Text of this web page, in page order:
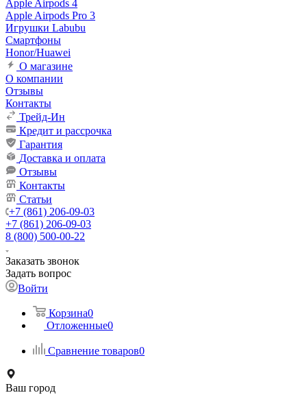
Apple Airpods 4
Apple Airpods Pro 3
Игрушки Labubu
Смартфоны
Honor/Huawei
О магазине
О компании
Отзывы
Контакты
Трейд-Ин
Кредит и рассрочка
Гарантия
Доставка и оплата
Отзывы
Контакты
Статьи
+7 (861) 206-09-03
+7 (861) 206-09-03
8 (800) 500-00-22
Заказать звонок
Задать вопрос
Войти
Корзина0
Отложенные0
Сравнение товаров0
Ваш город